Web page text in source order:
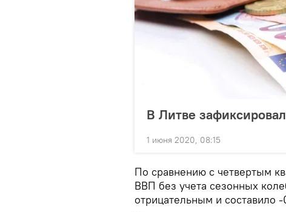
В Литве
1 июня 2020, 08:15
По сравнению с четвертым
ВВП без учета сезонных
отрицательным и составило